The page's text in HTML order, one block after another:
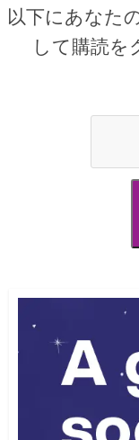
以下にあなた
して購読を